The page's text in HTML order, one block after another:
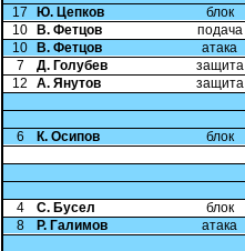
17 Ю. Цепков
блок
10
В. Фетцов
подача
10
В. Фетцов
атака
7
Д. Голубев
защита
12
А. Янутов защита
6 К. Осипов блок
4 С. Бусел
блок
8
Р. Галимов атака